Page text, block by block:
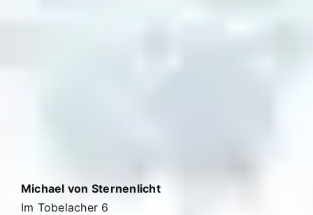
Michael von Sternenlicht
Im Tobelacher 6